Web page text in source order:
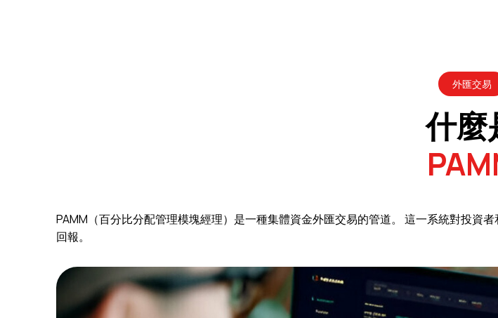
外匯交易
什麼
PAMM（百分比分配管理模塊經理）是一種集體資金外匯交易的管道。 這一系統對投資
回報。